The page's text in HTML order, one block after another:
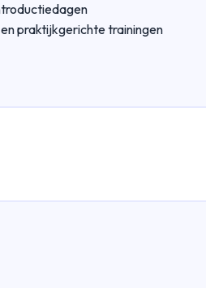
praktijkgerichte trainingen